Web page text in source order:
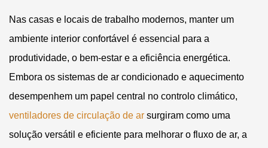
Nas casas e locais de trabalho modernos, manter um
ambiente interior confortável é essencial para a
produtividade, o bem-estar e a eficiência energética.
Embora os sistemas de ar condicionado e aquecimento
desempenhem um papel central no controlo climático,
ventiladores de circulação de ar surgiram como uma
solução versátil e eficiente para melhorar o fluxo de ar, a